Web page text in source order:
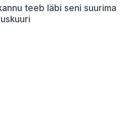
teeb läbi seni suurima